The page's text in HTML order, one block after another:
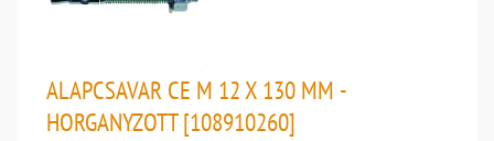
ALAPCSAVAR CE M 12 X 130 MM -
HORGANYZOTT [108910260]